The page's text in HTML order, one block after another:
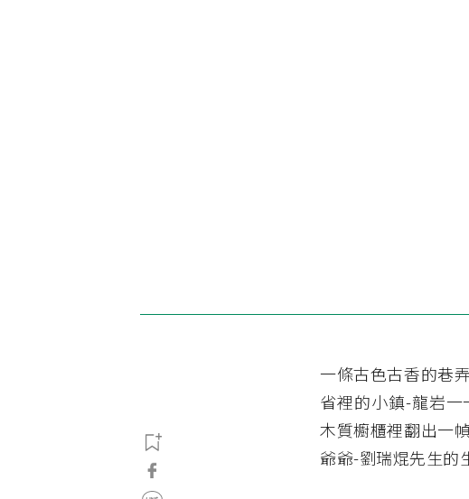
一條古色古香的巷
省裡的小鎮-龍岩
木質櫥櫃裡翻出一
爺爺-劉瑞焜先生的